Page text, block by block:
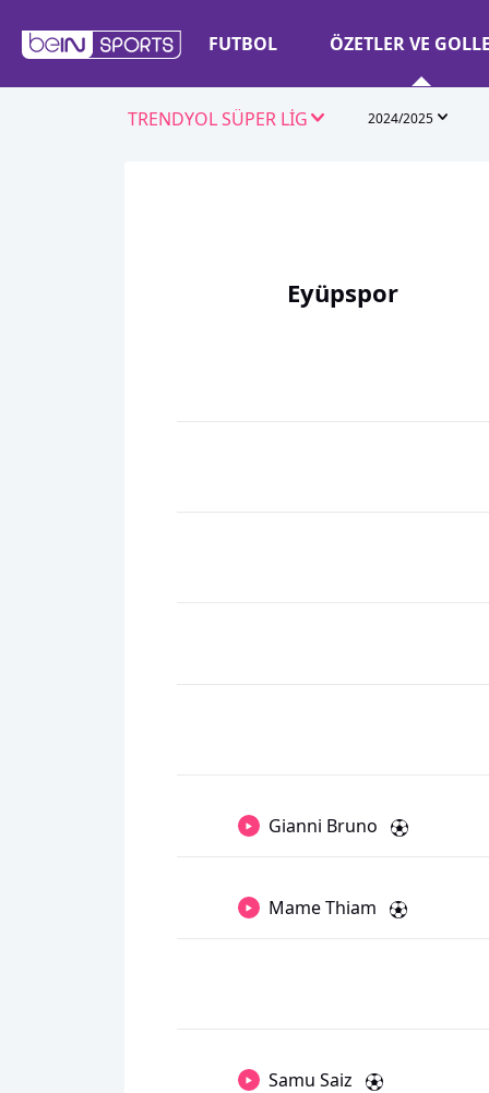
FUTBOL ÖZETLER VE
TRENDYOL SÜPER LİG 2024/2025
Eyüpspor
Gianni Bruno
Mame Thiam
Samu Saiz